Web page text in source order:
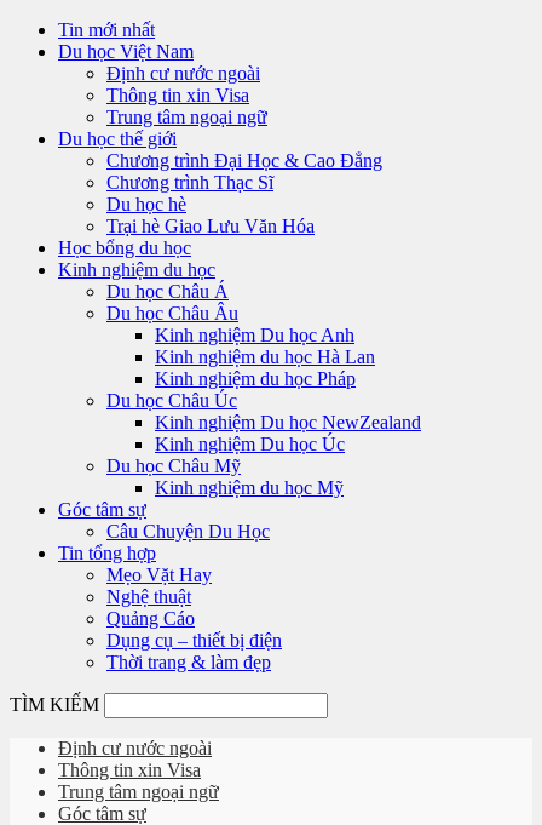
Tin mới nhất
Du học Việt Nam
Định cư nước ngoài
Thông tin xin Visa
Trung tâm ngoại ngữ
Du học thế giới
Chương trình Đại Học & Cao Đẳng
Chương trình Thạc Sĩ
Du học hè
Trại hè Giao Lưu Văn Hóa
Học bổng du học
Kinh nghiệm du học
Du học Châu Á
Du học Châu Âu
Kinh nghiệm Du học Anh
Kinh nghiệm du học Hà Lan
Kinh nghiệm du học Pháp
Du học Châu Úc
Kinh nghiệm Du học NewZealand
Kinh nghiệm Du học Úc
Du học Châu Mỹ
Kinh nghiệm du học Mỹ
Góc tâm sự
Câu Chuyện Du Học
Tin tổng hợp
Mẹo Vặt Hay
Nghệ thuật
Quảng Cáo
Dụng cụ – thiết bị điện
Thời trang & làm đẹp
TÌM KIẾM
Định cư nước ngoài
Thông tin xin Visa
Trung tâm ngoại ngữ
Góc tâm sự